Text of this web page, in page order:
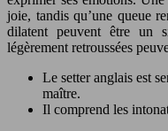
joie, tandis qu’une queue
dilatent peuvent être un
légèrement retroussées
Le setter anglais est
maître.
Il comprend les